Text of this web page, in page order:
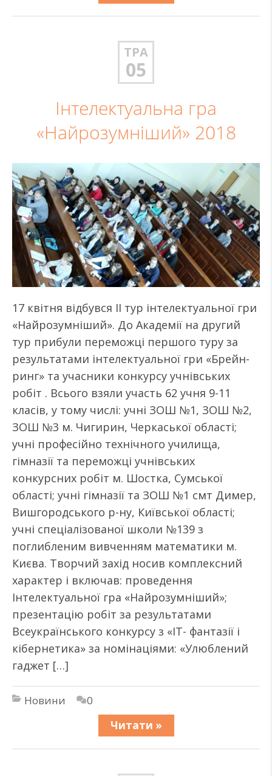
ТРА
05
Інтелектуальна гра
«Найрозумніший» 2018
17 квітня відбувся ІІ тур інтелектуальної гри
«Найрозумніший». До Академії на другий
тур прибули переможці першого туру за
результатами інтелектуальної гри «Брейн-
ринг» та учасники конкурсу учнівських
робіт . Всього взяли участь 62 учня 9-11
класів, у тому числі: учні ЗОШ №1, ЗОШ №2,
ЗОШ №3 м. Чигирин, Черкаської області;
учні професійно технічного училища,
гімназії та переможці учнівських
конкурсних робіт м. Шостка, Сумської
області; учні гімназії та ЗОШ №1 смт Димер,
Вишгородського р-ну, Київської області;
учні спеціалізованої школи №139 з
поглибленим вивченням математики м.
Києва. Творчий захід носив комплексний
характер і включав: проведення
Інтелектуальної гра «Найрозумніший»;
презентацію робіт за результатами
Всеукраїнського конкурсу з «IT- фантазії і
кібернетика» за номінаціями: «Улюблений
гаджет […]
Новини
0
Читати »